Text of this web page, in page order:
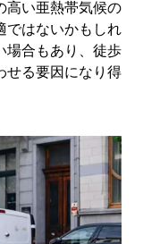
高い亜熱帯気候の
ではないかもしれ
場合もあり、徒歩
せる要因になり得